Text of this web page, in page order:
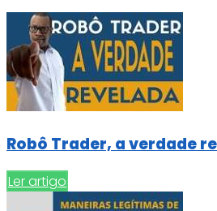
Robô Trader, a verdade
Ler artigo